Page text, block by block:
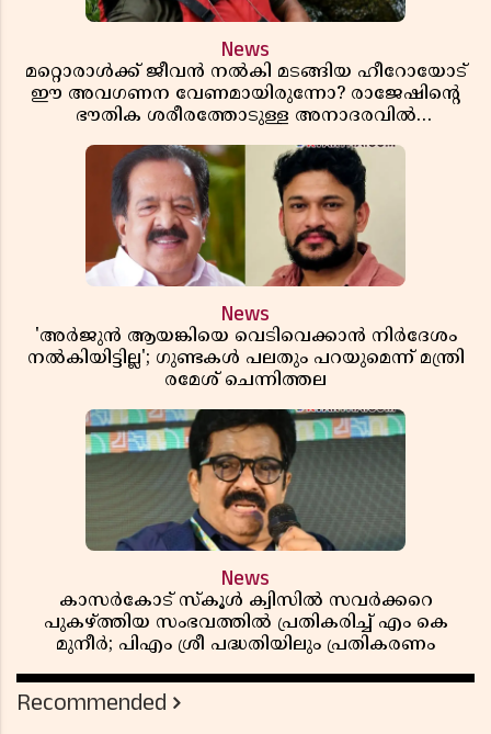
News
മറ്റൊരാൾക്ക് ജീവൻ നൽകി മടങ്ങിയ ഹീറോയോട്
ഈ അവഗണന വേണമായിരുന്നോ? രാജേഷിൻ്റെ
ഭൗതിക ശരീരത്തോടുള്ള അനാദരവിൽ
News
'അർജുൻ ആയങ്കിയെ വെടിവെക്കാൻ നിർദേശം
നൽകിയിട്ടില്ല'; ഗുണ്ടകൾ പലതും പറയുമെന്ന് മന്ത്രി
രമേശ് ചെന്നിത്തല
News
കാസർകോട് സ്കൂൾ ക്വിസിൽ സവർക്കറെ
പുകഴ്ത്തിയ സംഭവത്തിൽ പ്രതികരിച്ച് എം കെ
മുനീർ; പിഎം ശ്രീ പദ്ധതിയിലും പ്രതികരണം
Recommended